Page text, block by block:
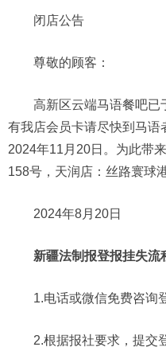
闭店公告
尊敬的顾客：
高新区云端马语餐吧已
有我店会员卡请尽快到马语
2024年11月20日。为此带
158号，天润店：丝路寰球
2024年8月20日
新疆法制报登报挂失流
1.电话或微信免费咨询
2.根据报社要求，提交